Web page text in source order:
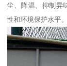
尘、降温、抑制异
性和环境保护水平。